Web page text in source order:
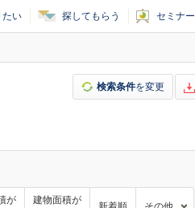
たい 探してもらう セミナー
検索条件を変更
が
建物面積が